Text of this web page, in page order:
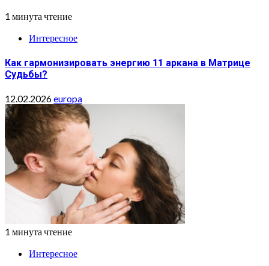
1 минута чтение
Интересное
Как гармонизировать энергию 11 аркана в Матрице
Судьбы?
12.02.2026europa
1 минута чтение
Интересное